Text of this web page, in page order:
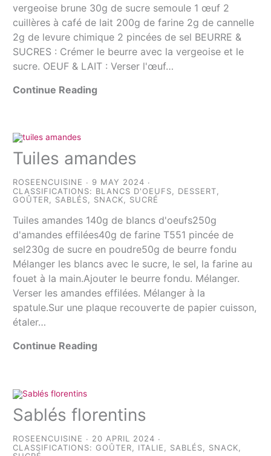
vergeoise brune 30g de sucre semoule 1 œuf 2
cuillères à café de lait 200g de farine 2g de cannelle
2g de levure chimique 2 pincées de sel BEURRE &
SUCRES : Crémer le beurre avec la vergeoise et le
sucre. OEUF & LAIT : Verser l'œuf…
Continue Reading
Tuiles amandes
ROSEENCUISINE
9 MAY 2024
CLASSIFICATIONS: BLANCS D'OEUFS, DESSERT,
GOÛTER, SABLÉS, SNACK, SUCRÉ
Tuiles amandes 140g de blancs d'oeufs250g
d'amandes effilées40g de farine T551 pincée de
sel230g de sucre en poudre50g de beurre fondu
Mélanger les blancs avec le sucre, le sel, la farine au
fouet à la main.Ajouter le beurre fondu. Mélanger.
Verser les amandes effilées. Mélanger à la
spatule.Sur une plaque recouverte de papier cuisson,
étaler…
Continue Reading
Sablés florentins
ROSEENCUISINE
20 APRIL 2024
CLASSIFICATIONS:GOÛTER ITALIE SABLÉS SNACK